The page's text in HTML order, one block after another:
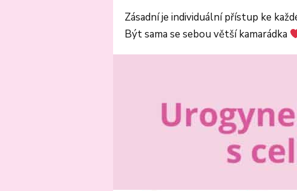
Zásadní je individuální přístup ke
Být sama se sebou větší kamarádka